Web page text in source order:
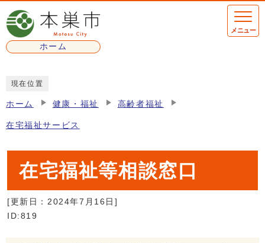
ページの先頭です
ホーム
メニュー
現在位置
ホーム 健康・福祉 高齢者福祉
在宅福祉サービス
在宅福祉等相談窓口
[更新日： 2024年7月16日 ]
ID:819